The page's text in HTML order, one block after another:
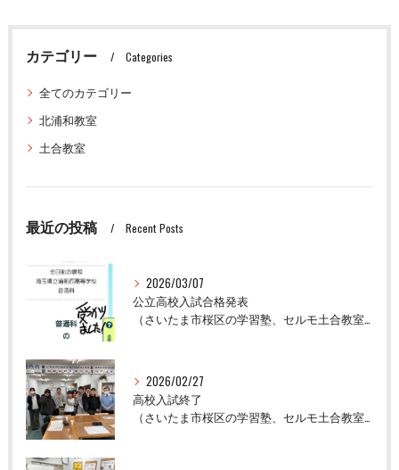
カテゴリー Categories
全てのカテゴリー
北浦和教室
土合教室
最近の投稿 Recent Posts
2026/03/07
公立高校入試合格発表
（さいたま市桜区の学習塾、セルモ土合教室）
2026/02/27
高校入試終了
（さいたま市桜区の学習塾、セルモ土合教室）